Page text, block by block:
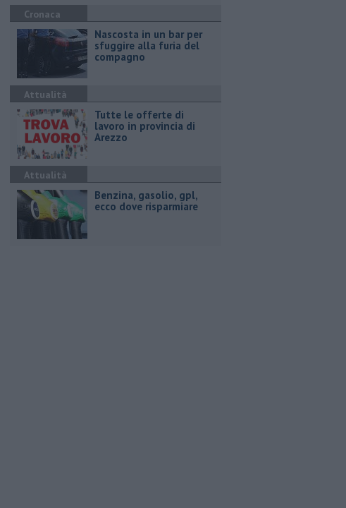
Cronaca
Nascosta in un bar per
sfuggire alla furia del
compagno
Attualità
​Tutte le offerte di
lavoro in provincia di
Arezzo
Attualità
​Benzina, gasolio, gpl,
ecco dove risparmiare